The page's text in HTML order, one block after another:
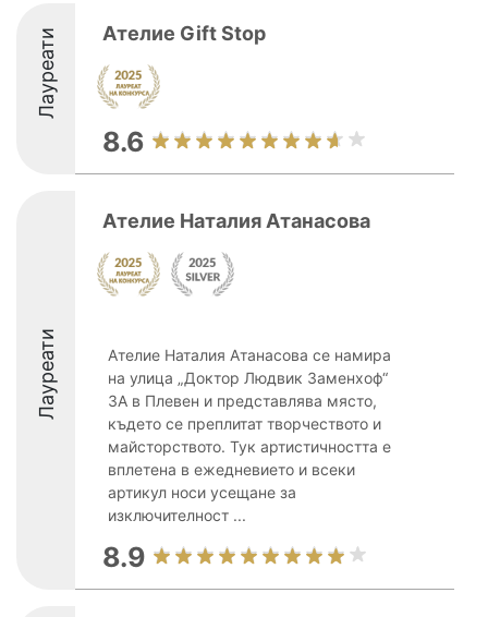
Лауреати Ателие Gift Stop
8.6
Лауреати
Ателие Наталия Атанасова
Ателие Наталия Атанасова се намира
на улица „Доктор Людвик Заменхоф“
3А в Плевен и представлява място,
където се преплитат творчеството и
майсторството. Тук артистичността е
вплетена в ежедневието и всеки
артикул носи усещане за
изключителност ...
8.9